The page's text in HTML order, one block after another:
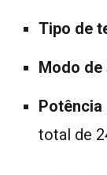
Tipo de
Modo de
Potência
total de